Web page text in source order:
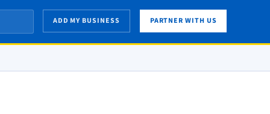
ADD MY BUSINESS PARTNER WITH US